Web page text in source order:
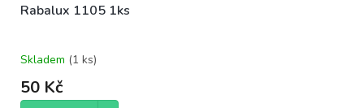
Rabalux 1105 1ks
Skladem (1 ks)
50 Kč